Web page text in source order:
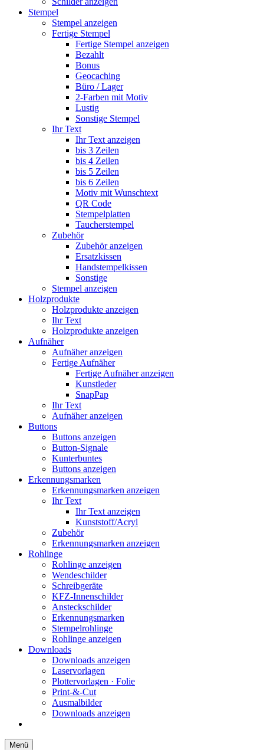
Stempel
Stempel anzeigen
Fertige Stempel
Fertige Stempel anzeigen
Bezahlt
Bonus
Geocaching
Büro / Lager
2-Farben mit Motiv
Lustig
Sonstige Stempel
Ihr Text
Ihr Text anzeigen
bis 3 Zeilen
bis 4 Zeilen
bis 5 Zeilen
bis 6 Zeilen
Motiv mit Wunschtext
QR Code
Stempelplatten
Taucherstempel
Zubehör
Zubehör anzeigen
Ersatzkissen
Handstempelkissen
Sonstige
Stempel anzeigen
Holzprodukte
Holzprodukte anzeigen
Ihr Text
Holzprodukte anzeigen
Aufnäher
Aufnäher anzeigen
Fertige Aufnäher
Fertige Aufnäher anzeigen
Kunstleder
SnapPap
Ihr Text
Aufnäher anzeigen
Buttons
Buttons anzeigen
Button-Signale
Kunterbuntes
Buttons anzeigen
Erkennungsmarken
Erkennungsmarken anzeigen
Ihr Text
Ihr Text anzeigen
Kunststoff/Acryl
Zubehör
Erkennungsmarken anzeigen
Rohlinge
Rohlinge anzeigen
Wendeschilder
Schreibgeräte
KFZ-Innenschilder
Ansteckschilder
Erkennungsmarken
Stempelrohlinge
Rohlinge anzeigen
Downloads
Downloads anzeigen
Laservorlagen
Plottervorlagen · Folie
Print-&-Cut
Ausmalbilder
Downloads anzeigen
Menü